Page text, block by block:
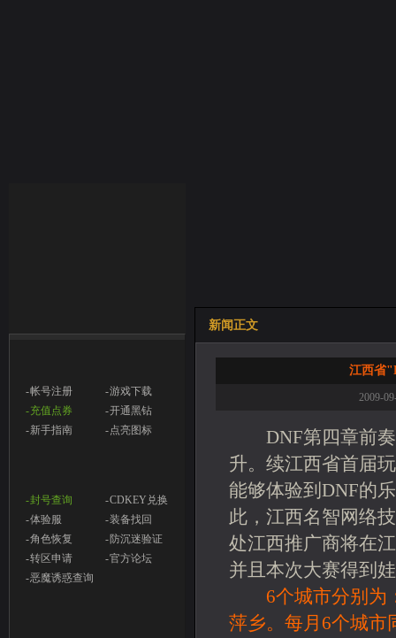
- 帐号注册
- 游戏下载
- 充值点券
- 开通黑钻
- 新手指南
- 点亮图标
- 封号查询
- CDKEY兑换
- 体验服
- 装备找回
- 角色恢复
- 防沉迷验证
- 转区申请
- 官方论坛
- 恶魔诱惑查询
新闻正文
江西省
2009-
DNF第四章前奏
升。续江西省首届
能够体验到DNF的
此，江西名智网络
处江西推广商将在
并且本次大赛得到
6个城市分别为
萍乡。每月6个城市